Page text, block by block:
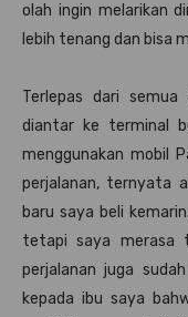
olah ingin melarikan
lebih tenang dan bisa
Terlepas dari
diantar ke terminal
menggunakan mobil
perjalanan, ternyata
baru saya beli
tetapi saya merasa
perjalanan juga
kepada ibu saya